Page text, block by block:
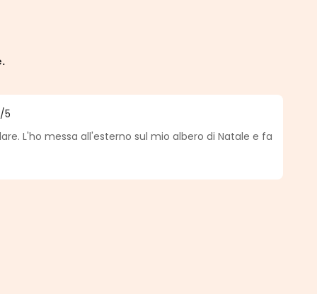
di 5 su 5 stelle
/5
L'ho messa all'esterno sul mio albero di Natale e fa